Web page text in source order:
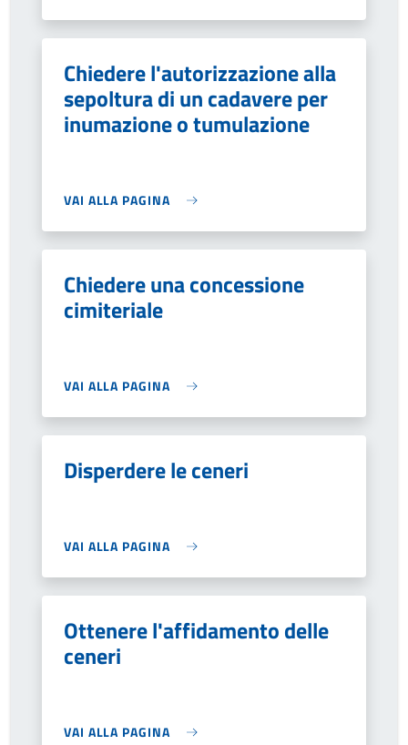
Chiedere l'autorizzazione alla
sepoltura di un cadavere per
inumazione o tumulazione
VAI ALLA PAGINA
Chiedere una concessione
cimiteriale
VAI ALLA PAGINA
Disperdere le ceneri
VAI ALLA PAGINA
Ottenere l'affidamento delle
ceneri
VAI ALLA PAGINA